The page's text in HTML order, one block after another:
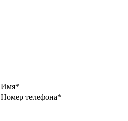
Имя*
Номер телефона*